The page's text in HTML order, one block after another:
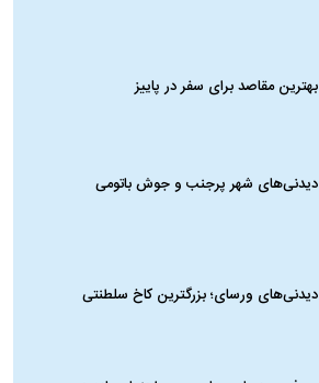
بهترین مقاصد برای سفر در پاییز
دیدنی‌های شهر پرجنب و جوش باتومی
دیدنی‌های ورسای؛ بزرگترین کاخ سلطنتی